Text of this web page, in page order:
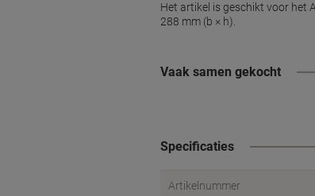
Het artikel is geschikt voor het
288 mm (b × h).
Vaak samen gekocht
Specificaties
Artikelnummer